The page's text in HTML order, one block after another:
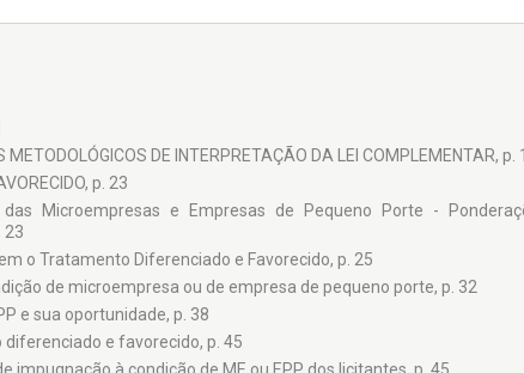
METODOLÓGICOS DE INTERPRETAÇÃO DA LEI COMPLEMENTAR, p.
p. 23
Microempresas e Empresas de Pequeno Porte -
23
o Tratamento Diferenciado e Favorecido, p. 25
de microempresa ou de empresa de pequeno porte, p. 32
e sua oportunidade, p. 38
e favorecido, p. 45